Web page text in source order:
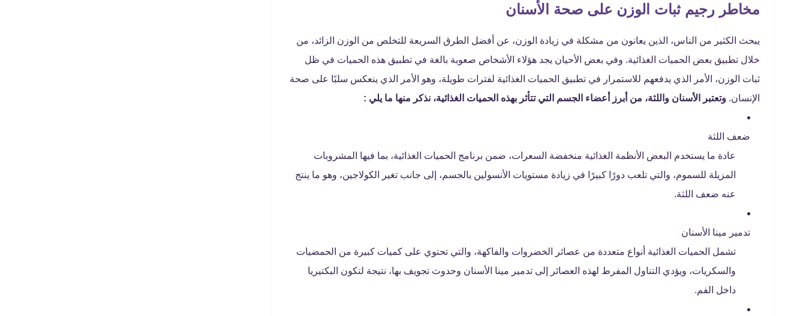
مخاطر رجيم ثبات الوزن على صحة الأسنان
يبحث الكثير من الناس، الذين يعانون من مشكلة في زيادة الوزن، عن أفضل الطرق السريعة للتخلص من الوزن الزائد، من
خلال تطبيق بعض الحميات الغذائية. وفي بعض الأحيان يجد هؤلاء الأشخاص صعوبة بالغة في تطبيق هذه الحميات في ظل
ثبات الوزن، الأمر الذي يدفعهم للاستمرار في تطبيق الحميات الغذائية لفترات طويلة، وهو الأمر الذي ينعكس سلبًا على صحة
الإنسان. وتعتبر الأسنان واللثة، من أبرز أعضاء الجسم التي تتأثر بهذه الحميات الغذائية، نذكر منها ما يلي :
ضعف اللثة
عادة ما يستخدم البعض الأنظمة الغذائية منخفضة السعرات، ضمن برنامج الحميات الغذائية، بما فيها المشروبات
المزيلة للسموم، والتي تلعب دورًا كبيرًا في زيادة مستويات الأنسولين بالجسم، إلى جانب تغير الكولاجين، وهو ما ينتج
عنه ضعف اللثة.
تدمير مينا الأسنان
تشمل الحميات الغذائية أنواع متعددة من عصائر الخضروات والفاكهة، والتي تحتوي على كميات كبيرة من الحمضيات
والسكريات، ويؤدي التناول المفرط لهذه العصائر إلى تدمير مينا الأسنان وحدوث تجويف بها، نتيجة لتكون البكتيريا
داخل الفم.